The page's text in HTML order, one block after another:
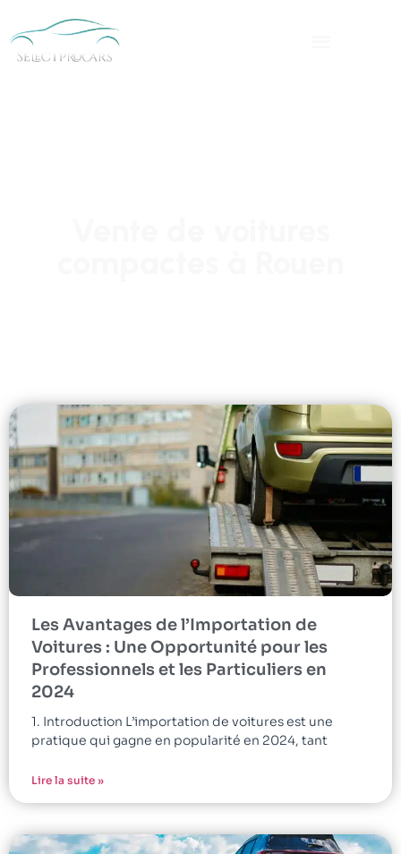
Les Avantages de l’Importation de
Voitures : Une Opportunité pour les
Professionnels et les Particuliers en
2024
1. Introduction L’importation de voitures est une
pratique qui gagne en popularité en 2024, tant
Lire la suite »